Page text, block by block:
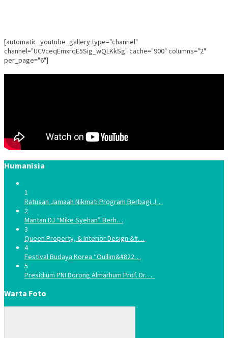
[automatic_youtube_gallery type="channel"
channel="UCVceqEmxrqE5Sig_wQLKkSg" cache="900" columns="2"
per_page="6"]
Humanisia
1
Ratusan Jamaah Nikmati Program Berbagi J…
2
Mantan DJ “Mike Syehan” Berh…
3
Queen Property, & Interior Design &#…
4
Festival Budaya Korea “Oullim&#822…
5
Presidium PNI Dorong Almarhum Prof. Dr. …
Warta Foto